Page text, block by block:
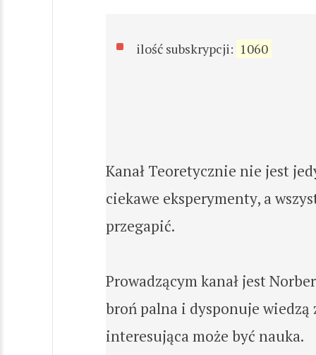
ilość subskrypcji: 1060
Kanał Teoretycznie nie jest
ciekawe eksperymenty, a
przegapić.
Prowadzącym kanał jest
broń palna i dysponuje
interesująca może być nauka.